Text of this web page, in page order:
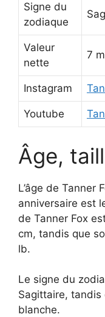
Signe du
zodiaque
Valeur
nette
7
Instagram
Youtube
Âge,
L’âge de Tanner
anniversaire est
de Tanner Fox
cm, tandis que
lb.
Le signe du
Sagittaire, tandis
blanche.